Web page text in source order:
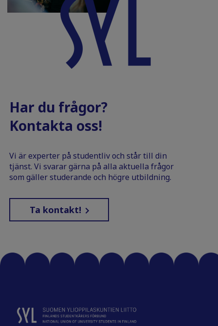
Har du frågor?
Kontakta oss!
Vi är experter på studentliv och står till din
tjänst. Vi svarar gärna på alla aktuella frågor
som gäller studerande och högre utbildning.
Ta kontakt!